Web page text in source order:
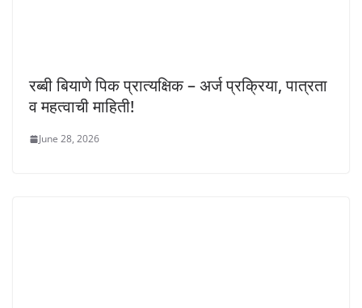
रब्बी बियाणे पिक प्रात्यक्षिक – अर्ज प्रक्रिया, पात्रता
व महत्वाची माहिती!
June 28, 2026